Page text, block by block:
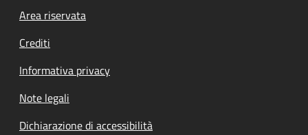
Footer menu
Area riservata
Crediti
Informativa privacy
Note legali
Dichiarazione di accessibilità